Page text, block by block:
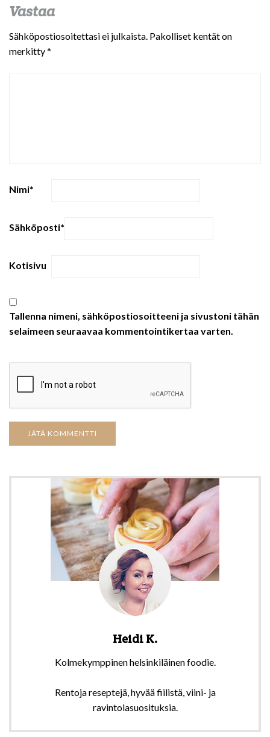
Vastaa
Sähköpostiosoitettasi ei julkaista. Pakolliset kentät on
merkitty*
Nimi*
Sähköposti*
Kotisivu
Tallenna nimeni, sähköpostiosoitteeni ja sivustoni tähän
selaimeen seuraavaa kommentointikertaa varten.
Heidi K.
Kolmekymppinen helsinkiläinen foodie.
Rentoja reseptejä, hyvää fiilistä, viini- ja
ravintolasuosituksia.